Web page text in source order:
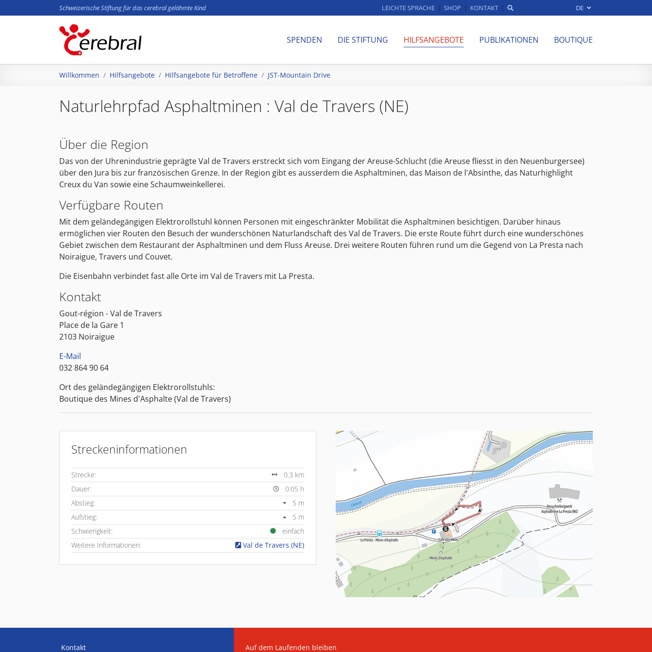
Schweizerische Stiftung für das cerebral gelähmte Kind LEICHTE SPRACHE SHOP KONTAKT DE
SPENDEN DIE STIFTUNG HILFSANGEBOTE PUBLIKATIONEN BOUTIQUE
Willkommen Hilfsangebote Hilfsangebote für Betroffene JST-Mountain Drive
Naturlehrpfad Asphaltminen : Val de Travers (NE)
Über die Region
Das von der Uhrenindustrie geprägte Val de Travers erstreckt sich vom Eingang der Areuse-Schlucht (die Areuse fliesst in den Neuenburgersee)
über den Jura bis zur französischen Grenze. In der Region gibt es ausserdem die Asphaltminen, das Maison de l'Absinthe, das Naturhighlight
Creux du Van sowie eine Schaumweinkellerei.
Verfügbare Routen
Mit dem geländegängigen Elektrorollstuhl können Personen mit eingeschränkter Mobilität die Asphaltminen besichtigen. Darüber hinaus
ermöglichen vier Routen den Besuch der wunderschönen Naturlandschaft des Val de Travers. Die erste Route führt durch eine wunderschönes
Gebiet zwischen dem Restaurant der Asphaltminen und dem Fluss Areuse. Drei weitere Routen führen rund um die Gegend von La Presta nach
Noiraigue, Travers und Couvet.
Die Eisenbahn verbindet fast alle Orte im Val de Travers mit La Presta.
Kontakt
Gout-région - Val de Travers
Place de la Gare 1
2103 Noiraigue
E-Mail
032 864 90 64
Ort des geländegängigen Elektrorollstuhls:
Boutique des Mines d'Asphalte (Val de Travers)
Streckeninformationen
Strecke:
0.3 km
Dauer:
0:05 h
Abstieg:
5 m
Aufstieg:
5 m
Schwierigkeit:
einfach
Weitere Informationen:
Val de Travers (NE)
Kontakt Auf dem Laufenden bleiben